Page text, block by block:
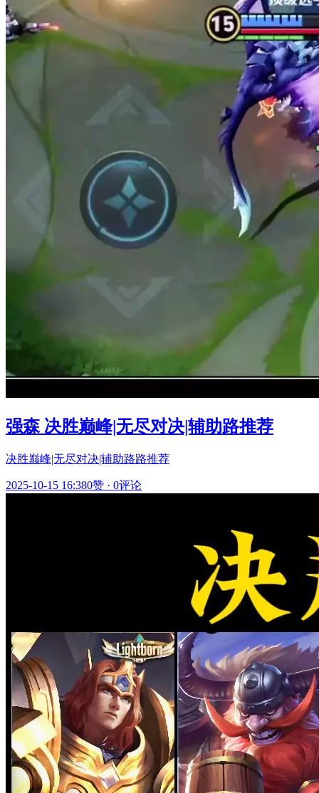
强森 决胜巅峰|无尽对决|辅助路推荐
决胜巅峰|无尽对决|辅助路路推荐
2025-10-15 16:380赞 · 0评论